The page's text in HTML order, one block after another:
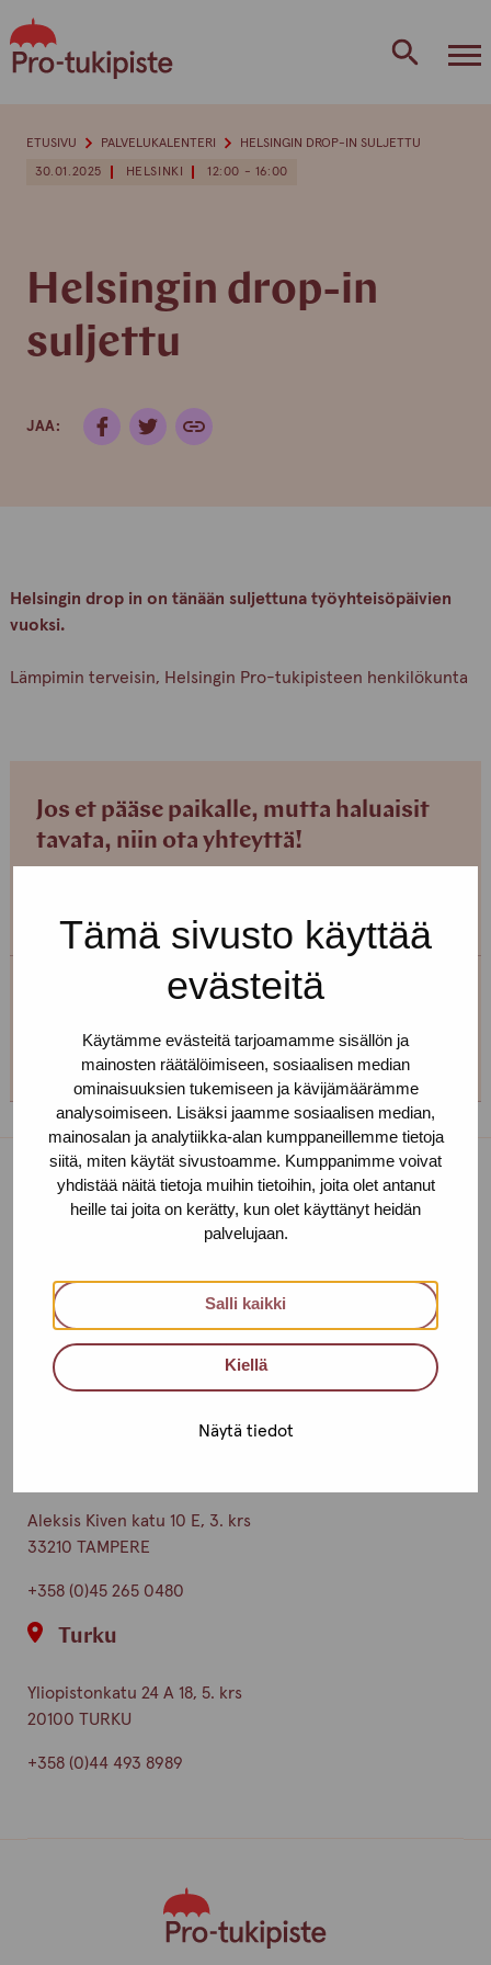
Tämä sivusto käyttää
evästeitä
Käytämme evästeitä tarjoamamme sisällön ja
mainosten räätälöimiseen, sosiaalisen median
ominaisuuksien tukemiseen ja kävijämäärämme
analysoimiseen. Lisäksi jaamme sosiaalisen median,
mainosalan ja analytiikka-alan kumppaneillemme tietoja
siitä, miten käytät sivustoamme. Kumppanimme voivat
yhdistää näitä tietoja muihin tietoihin, joita olet antanut
heille tai joita on kerätty, kun olet käyttänyt heidän
palvelujaan.
Salli kaikki
Kiellä
Näytä tiedot
to
content
30.01.2025 HELSINKI 12:00 - 16:00
Helsingin drop-in
suljettu
JAA:
ETUSIVU PALVELUKALENTERI HELSINGIN DROP-IN SULJETTU
Helsingin drop in on tänään suljettuna työyhteisöpäivien
vuoksi.
Lämpimin terveisin, Helsingin Pro-tukipisteen henkilökunta
Jos et pääse paikalle, mutta haluaisit
tavata, niin ota yhteyttä!
+358 (0)40 650 3705
Toimipisteet
Helsinki
Urho Kekkosen katu 4-6 B, 5. krs
00100 HELSINKI
Aleksis Kiven katu 10 E, 3. krs
33210 TAMPERE
+358 (0)45 265 0480
Turku
Yliopistonkatu 24 A 18, 5. krs
20100 TURKU
+358 (0)44 493 8989